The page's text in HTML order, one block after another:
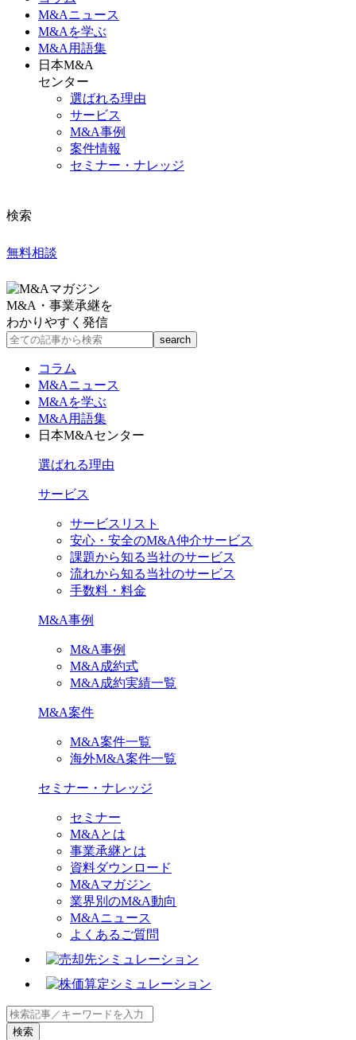
M&Aニュース
M&Aを学ぶ
M&A 用語集
日本M&A
センター
選ばれる理由
サービス
M&A事例
案件情報
セミナー・ナレッジ
検索
無料相談
M&A・事業承継を
わかりやすく発信
コラム
M&Aニュース
M&Aを学ぶ
M&A用語集
日本M&Aセンター
選ばれる理由
サービス
サービスリスト
安心・安全のM&A仲介サービス
課題から知る当社のサービス
流れから知る当社のサービス
手数料・料金
M&A事例
M&A事例
M&A成約式
M&A成約実績一覧
M&A案件
M&A案件一覧
海外M&A案件一覧
セミナー・ナレッジ
セミナー
M&Aとは
事業承継とは
資料ダウンロード
M&Aマガジン
業界別のM&A動向
M&Aニュース
よくあるご質問